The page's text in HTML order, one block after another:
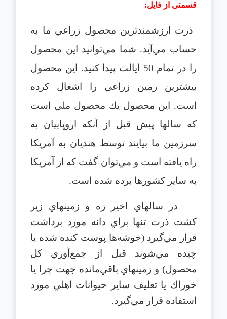
قسمتی از فایل:
ذرت ارزشمندترين محصول زراعي ما به
حساب مي‌آيد. شما مي‌توانيد اين محصول
را در تمام 50 ايالت پيدا كنيد. اين محصول
بيشترين زمين زراعي را اشغال كرده
است. اين محصول يك محصول ملي است
كه سالها پيش قبل از آنكه اروپاييان به
سرزمين ما بيايند توسط هنديان به آمريكا
راه يافته است و مي‌توان گفت كه از آمريكا
به ساير كشورها برده شده است.
در سالهاي اخير زه و زمينهاي زير
كشت ذرت تنها براي دانه مورد برداشت
قرار مي‌گيرد (خوشه‌ها پوست كنده شده يا
چيده مي‌شوند قبل از جمع‌آوري كل
محصول) و زمينهاي باقي‌مانده جهت چرا يا
خوراك يا تعليف ساير حيوانات اهلي مورد
استفاده قرار مي‌گيرد.